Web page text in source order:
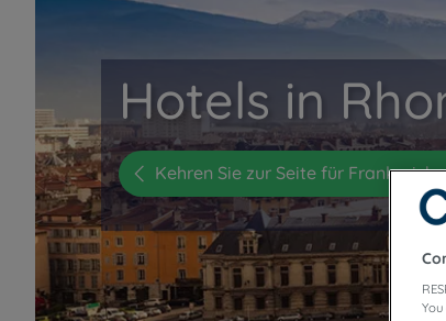
Hotels in
Kehren Sie zur Seite für Frankreich